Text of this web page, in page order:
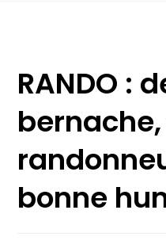
RANDO :
bonne